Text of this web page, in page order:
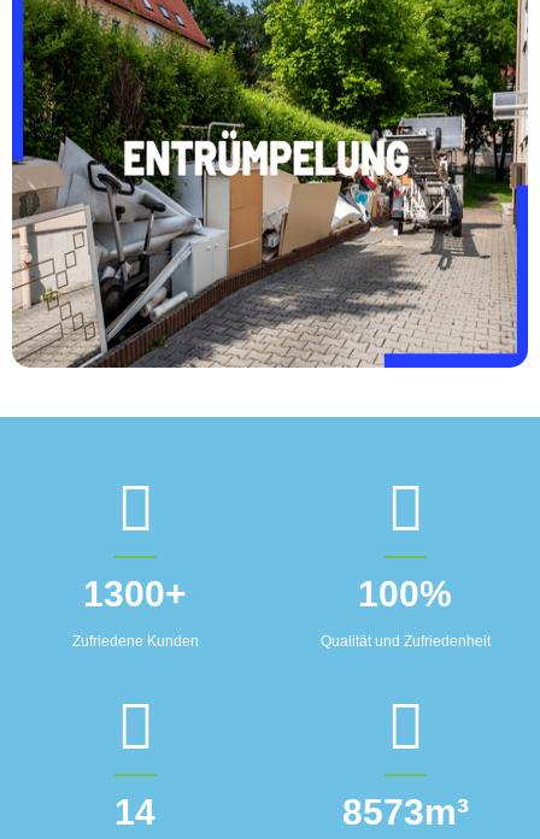
1300+
Zufriedene Kunden
100%
Qualität und Zufriedenheit
14 8573m³